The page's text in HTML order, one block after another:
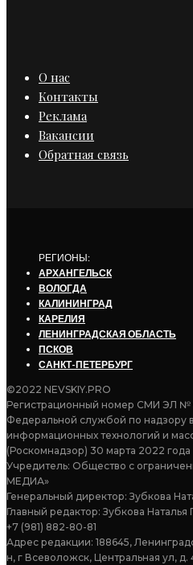
О нас
Контакты
Реклама
Вакансии
Обратная связь
РЕГИОНЫ:
АРХАНГЕЛЬСК
ВОЛОГДА
КАЛИНИНГРАД
КАРЕЛИЯ
ЛЕНИНГРАДСКАЯ ОБЛАСТЬ
ПСКОВ
САНКТ-ПЕТЕРБУРГ
©2022 NEVSKIY.PRO
Регистрационный номер СМИ ЭЛ №
Федеральной службой по надзору
информационных технологий и
(Роскомнадзор) 30 марта 2022 года
Учредитель: Общество с
МЕДИА»
Генеральный директор: Зубкова
Главный редактор: Зубкова
+7 (981) 882-80-81
Адрес редакции: 188645,
н, г Всеволожск, Центральная ул, д.